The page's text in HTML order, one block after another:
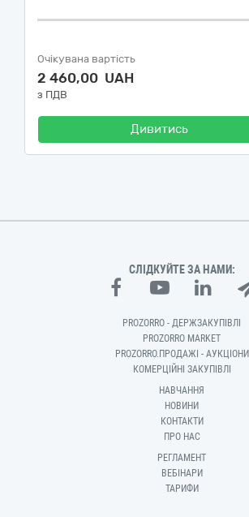
Очікувана вартість
2 460,00 UAH
з ПДВ
Дивитись
СЛІДКУЙТЕ ЗА НАМИ:
PROZORRO - ДЕРЖЗАКУПІВЛІ
PROZORRO MARKET
PROZORRO.ПРОДАЖІ - АУКЦІОНИ
КОМЕРЦІЙНІ ЗАКУПІВЛІ
НАВЧАННЯ
НОВИНИ
КОНТАКТИ
ПРО НАС
РЕГЛАМЕНТ
ВЕБІНАРИ
ТАРИФИ